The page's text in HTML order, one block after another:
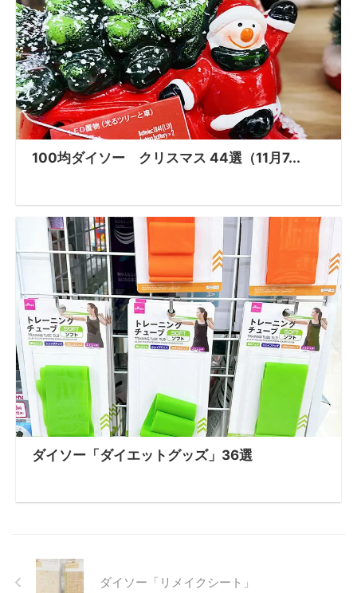
100均ダイソー クリスマス 44選（11月7...
ダイソー「ダイエットグッズ」36選
ダイソー「リメイクシート」